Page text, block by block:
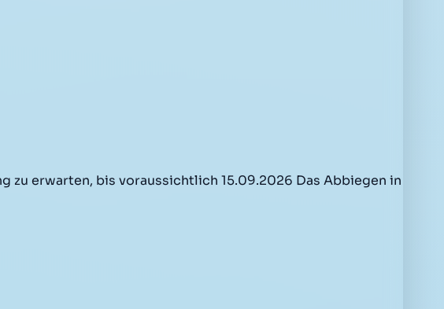
zu erwarten, bis voraussichtlich 15.09.2026 Das Abbiegen in